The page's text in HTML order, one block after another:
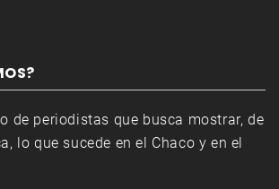
de periodistas que busca mostrar, de
lo que sucede en el Chaco y en el